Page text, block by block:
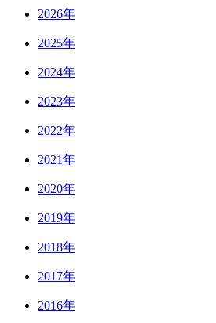
2026年
2025年
2024年
2023年
2022年
2021年
2020年
2019年
2018年
2017年
2016年